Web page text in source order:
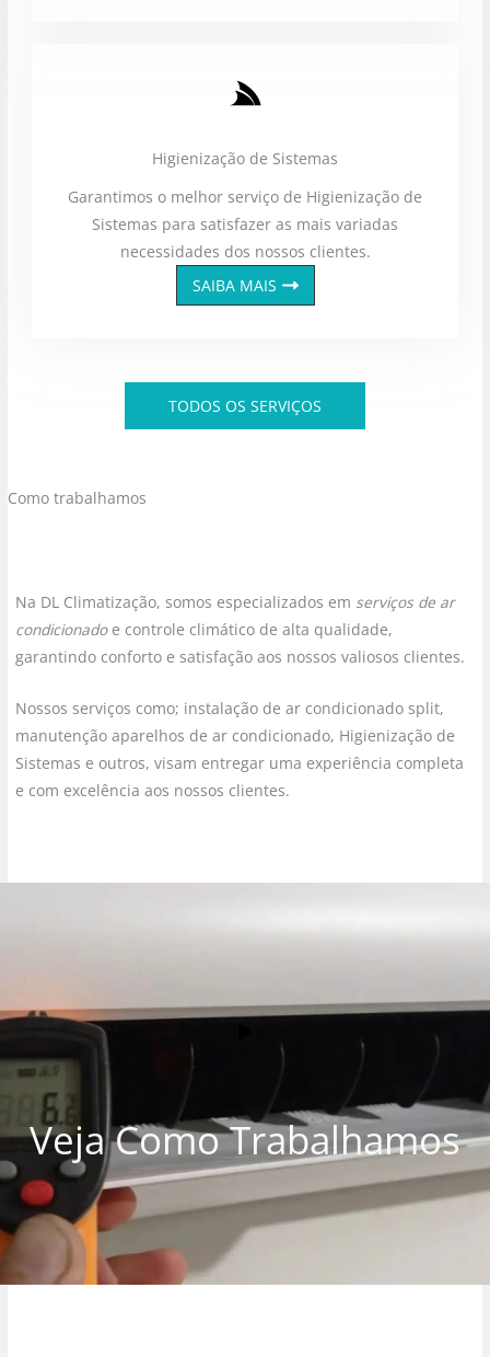
Higienização de Sistemas
Garantimos o melhor serviço de Higienização de
Sistemas para satisfazer as mais variadas
necessidades dos nossos clientes.
SAIBA MAIS
TODOS OS SERVIÇOS
Como trabalhamos
Na DL Climatização, somos especializados em serviços de ar
condicionadoe controle climático de alta qualidade,
garantindo conforto e satisfação aos nossos valiosos clientes.
Nossos serviços como; instalação de ar condicionado split,
manutenção aparelhos de ar condicionado, Higienização de
Sistemas e outros, visam entregar uma experiência completa
e com excelência aos nossos clientes.
Veja Como Trabalhamos